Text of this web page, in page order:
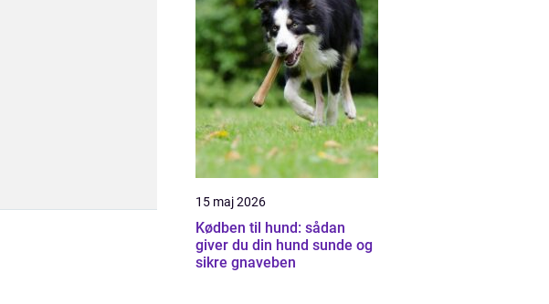
15 maj 2026
Kødben til hund: sådan
giver du din hund sunde og
sikre gnaveben